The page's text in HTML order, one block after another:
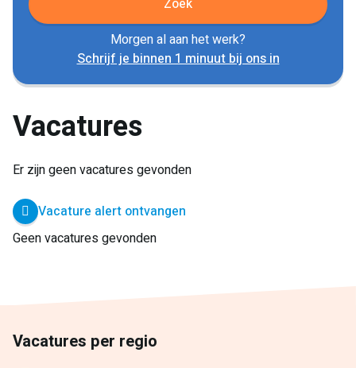
Zoek
Morgen al aan het werk?
Schrijf je binnen 1 minuut bij ons in
Vacatures
Er zijn geen vacatures gevonden
Vacature alert ontvangen
Geen vacatures gevonden
Vacatures per regio